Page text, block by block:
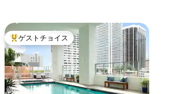
大好評のゲストチョイスです。
ゲストチョイス